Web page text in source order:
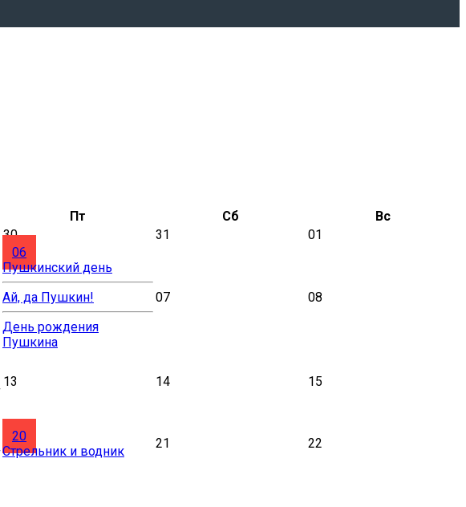
Пт Сб
Вс
30 31 01
06
Пушкинский день
Ай, да Пушкин!
День рождения
Пушкина
07 08
13 14 15
20
Стрельник и водник
21 22